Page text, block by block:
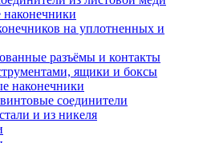
на уплотненных и
разъёмы и контакты
ящики и боксы
наконечники
соединители
и из никеля